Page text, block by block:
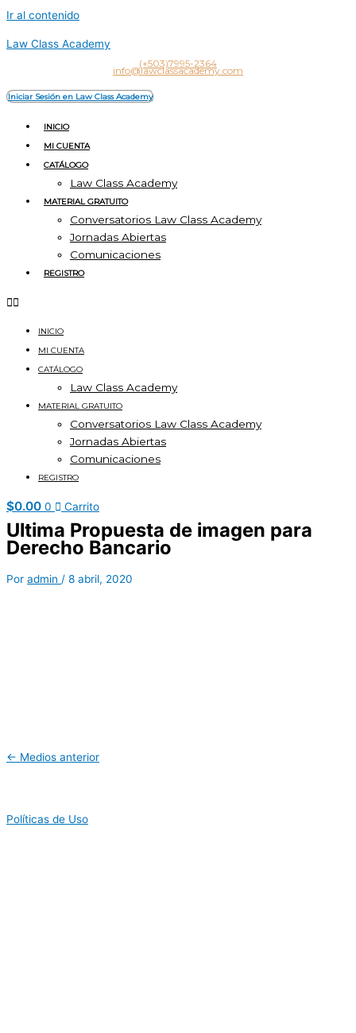
Ir al contenido
Law Class Academy
(+503)7995-2364
info@lawclassacademy.com
Iniciar Sesión en Law Class Academy
INICIO
MI CUENTA
CATÁLOGO
Law Class Academy
MATERIAL GRATUITO
Conversatorios Law Class Academy
Jornadas Abiertas
Comunicaciones
REGISTRO
INICIO
MI CUENTA
CATÁLOGO
Law Class Academy
MATERIAL GRATUITO
Conversatorios Law Class Academy
Jornadas Abiertas
Comunicaciones
REGISTRO
$0.00 0 Carrito
Ultima Propuesta de imagen para
Derecho Bancario
Por admin / 8 abril, 2020
← Medios anterior
Políticas de Uso